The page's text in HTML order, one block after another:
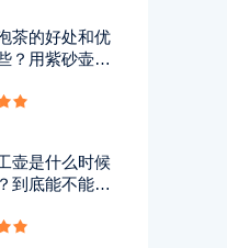
茶的好处和优
？用紫砂壶泡
壶是什么时候
到底能不能